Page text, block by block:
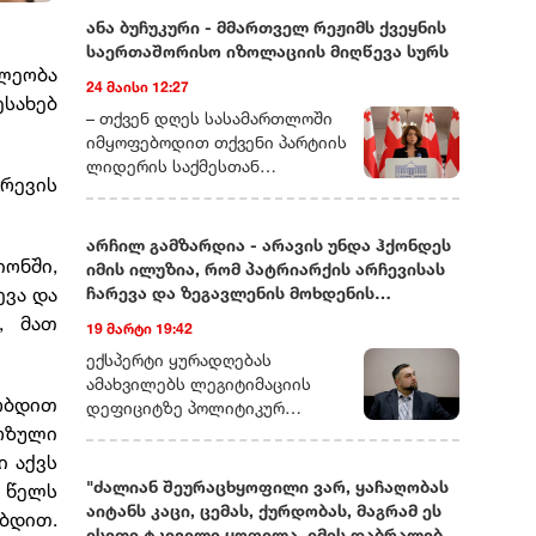
და
მათ
აქვს
წელს
ანა ბუჩუკური - მმართველ რეჟიმს ქვეყნის
საერთაშორისო იზოლაციის მიღწევა სურს
24 მაისი 12:27
– თქვენ დღეს სასამართლოში
იმყოფებოდით თქვენი პარტიის
ლიდერის საქმესთან
ეს საქმე და რამდენად
სიმბოლურად ასახავს იმას, რაც
ახლა საქართველოში
ოპოზიციური ძალების თავს
ხდება?– დარწმუნებული ვარ,
უკვე იცით, რომ დღეს თითქმის
ყველა ოპოზიციური ლიდერი ან
ციხეშია და
ემიგრაციაში იმყოფება. მსგავსი
რამ საქართველოში ადრე
არასდროს მომხდარა!
არჩილ გამზარდია - არავის უნდა ჰქონდეს
იმის ილუზია, რომ პატრიარქის არჩევისას
ჩარევა და ზეგავლენის მოხდენის
19 მარტი 19:42
ექსპერტი ყურადღებას
ამახვილებს ლეგიტიმაციის
დეფიციტზე პოლიტიკურ
საეკლესიო იერარქიაში
არსებულ შიდა დინებებზე.
გამზარდიას პროგნოზით,
"ძალიან შეურაცხყოფილი ვარ, ყაჩაღობას
აიტანს კაცი, ცემას, ქურდობას, მაგრამ ეს